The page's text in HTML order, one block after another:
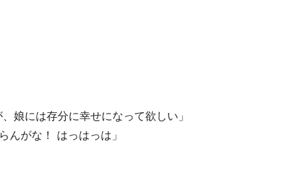
娘には存分に幸せになって欲しい」
がな！️ はっはっは」